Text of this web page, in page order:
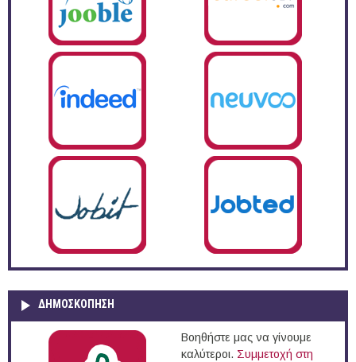
ΔΗΜΟΣΚΌΠΗΣΗ
Βοηθήστε μας να γίνουμε
καλύτεροι. Συμμετοχή στη